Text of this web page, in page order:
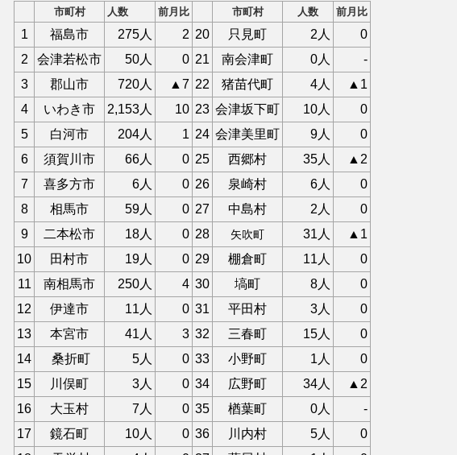
市町村 人数 前月比 市町村 人数 前月比
1 福島市 275人 2 20 只見町 2人
0
2
会津若松市 50人 0 21 南会津町 0人
-
3
郡山市 720人 ▲7 22 猪苗代町 4人
▲1
4
いわき市 2,153人 10 23 会津坂下町 10人
0
5
白河市 204人 1 24 会津美里町 9人
0
6
須賀川市 66人 0 25 西郷村 35人
▲2
7
喜多方市 6人 0 26 泉崎村 6人
0
8
相馬市 59人 0 27 中島村 2人
0
9
二本松市 18人 0 28 矢吹町 31人
▲1
10
田村市 19人 0 29 棚倉町 11人
0
11
南相馬市 250人 4 30 塙町 8人
0
12
伊達市 11人 0 31 平田村 3人
0
13
本宮市 41人 3 32 三春町 15人
0
14
桑折町 5人 0 33 小野町 1人
0
15
川俣町 3人 0 34 広野町 34人
▲2
16
大玉村 7人 0 35 楢葉町 0人
-
17
鏡石町 10人 0 36 川内村 5人
0